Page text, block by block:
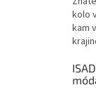
kolo
kam